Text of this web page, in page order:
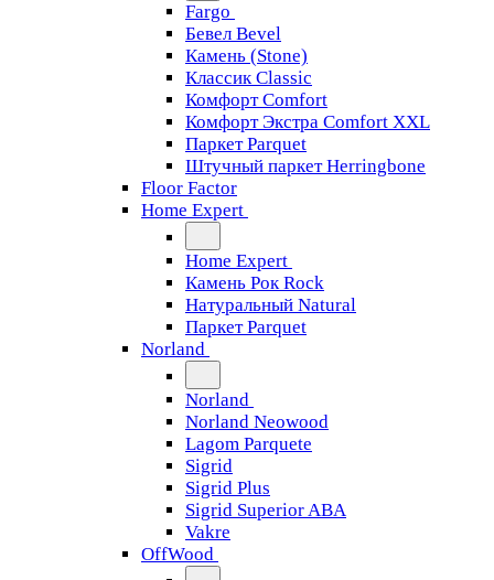
Fargo
Бевел Bevel
Камень (Stone)
Классик Classic
Комфорт Comfort
Комфорт Экстра Comfort XXL
Паркет Parquet
Штучный паркет Herringbone
Floor Factor
Home Expert
Home Expert
Камень Рок Rock
Натуральный Natural
Паркет Parquet
Norland
Norland
Norland Neowood
Lagom Parquete
Sigrid
Sigrid Plus
Sigrid Superior ABA
Vakre
OffWood